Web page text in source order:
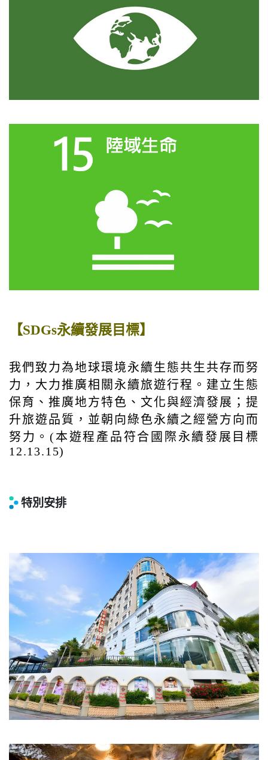
【SDGs永續發展目標】
我們致力為地球環境永續生態共生共存而努
力，大力推廣相關永續旅遊行程。建立生態
保育、推廣地方特色、文化與經濟發展；提
升旅遊品質，並朝向綠色永續之經營方向而
努力。(本遊程產品符合國際永續發展目標
12.13.15)
特別安排